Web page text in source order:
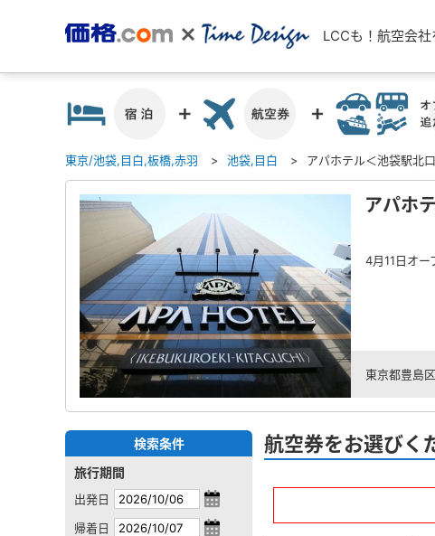
LCCも！航空会社
東京/池袋,目白,板橋,赤羽 池袋,目白 アパホテル＜池袋駅北
アパホ
4月11日オ
東京都豊島
検索条件
旅行期間
出発日
帰着日
航空券をお選びく